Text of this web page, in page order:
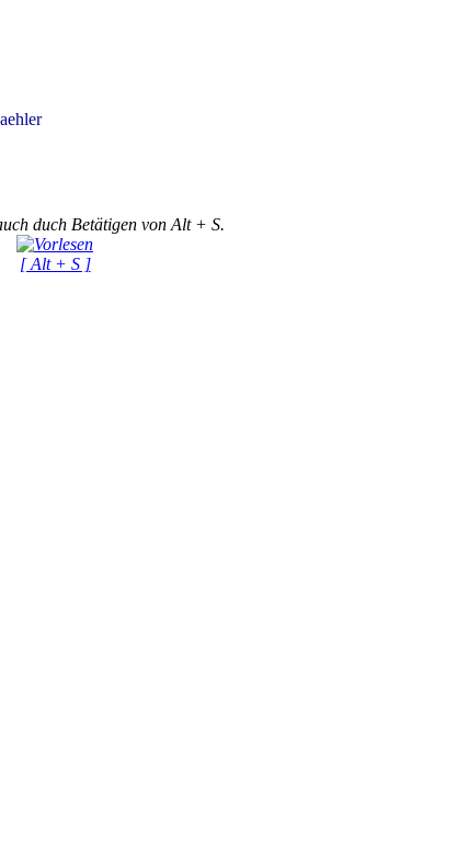
duch Betätigen von Alt + S.
[ Alt + S ]